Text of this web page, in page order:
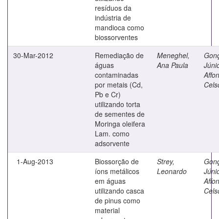
resíduos da
indústria de
mandioca como
biossorventes
30-Mar-2012
Remediação de
águas
contaminadas
por metais (Cd,
Pb e Cr)
utilizando torta
de sementes de
Moringa oleifera
Lam. como
adsorvente
Meneghel,
Ana Paula
1-Aug-2013
Biossorção de
íons metálicos
em águas
utilizando casca
de pinus como
material
Strey,
Leonardo